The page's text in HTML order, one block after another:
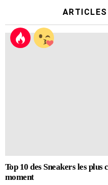
Top 10 des Sneakers les
moment